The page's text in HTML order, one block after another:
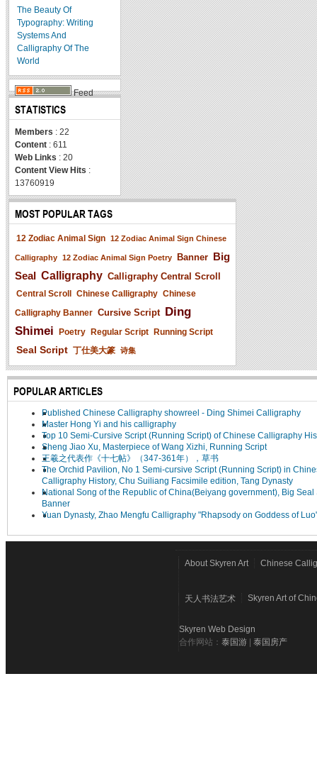
The Beauty Of
Typography: Writing
Systems And
Calligraphy Of The
World
Feed
STATISTICS
Members : 22
Content : 611
Web Links : 20
Content View Hits :
13760919
MOST POPULAR TAGS
12 Zodiac Animal Sign 12 Zodiac Animal Sign Chinese
Calligraphy 12 Zodiac Animal Sign Poetry Banner Big
Seal Calligraphy Calligraphy Central Scroll
Central Scroll Chinese Calligraphy Chinese
Calligraphy Banner Cursive Script Ding
Shimei Poetry Regular Script Running Script
Seal Script 丁仕美大篆 诗集
POPULAR ARTICLES
Published Chinese Calligraphy showreel - Ding Shimei Calligraphy
Master Hong Yi and his calligraphy
Top 10 Semi-Cursive Script (Running Script) of Chinese Calligraphy
Sheng Jiao Xu, Masterpiece of Wang Xizhi, Running Script
王羲之代表作《十七帖》（347-361年），草书
The Orchid Pavilion, No 1 Semi-cursive Script (Running Script) in
Calligraphy History, Chu Suiliang Facsimile edition, Tang Dynasty
National Song of the Republic of China(Beiyang government), Big Seal
Banner
Yuan Dynasty, Zhao Mengfu Calligraphy "Rhapsody on Goddess of
About Skyren Art Chinese
天人书法艺术 Skyren Art of
Skyren Web Design
合作网站： 泰国游 | 泰国房产